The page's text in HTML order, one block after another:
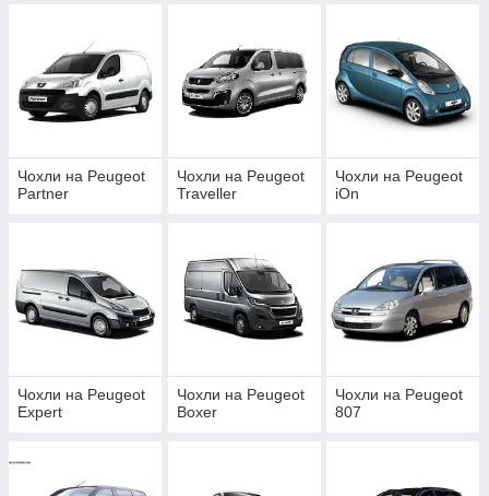
Чохли на Peugeot
Partner
Чохли на Peugeot
Traveller
Чохли на Peugeot
iOn
Чохли на Peugeot
Expert
Чохли на Peugeot
Boxer
Чохли на Peugeot
807